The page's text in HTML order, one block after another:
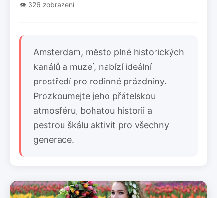
👁️ 326 zobrazení
Amsterdam, město plné historických
kanálů a muzeí, nabízí ideální
prostředí pro rodinné prázdniny.
Prozkoumejte jeho přátelskou
atmosféru, bohatou historii a
pestrou škálu aktivit pro všechny
generace.